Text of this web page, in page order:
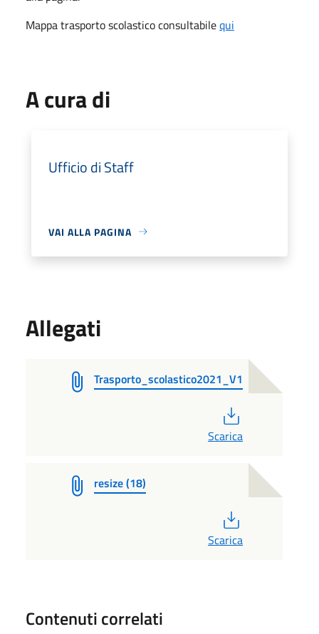
Mappa trasporto scolastico consultabilequi
A cura di
Ufficio di Staff
VAI ALLA PAGINA
Allegati
Trasporto_scolastico2021_V1
Scarica
resize (18)
Scarica
Contenuti correlati